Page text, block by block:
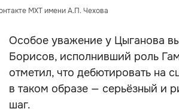
МХТ имени А.П. Чехова
Особое уважение у Цыганова
Борисов, исполнивший роль
отметил, что дебютировать на
в таком образе — серьёзный и
шаг.